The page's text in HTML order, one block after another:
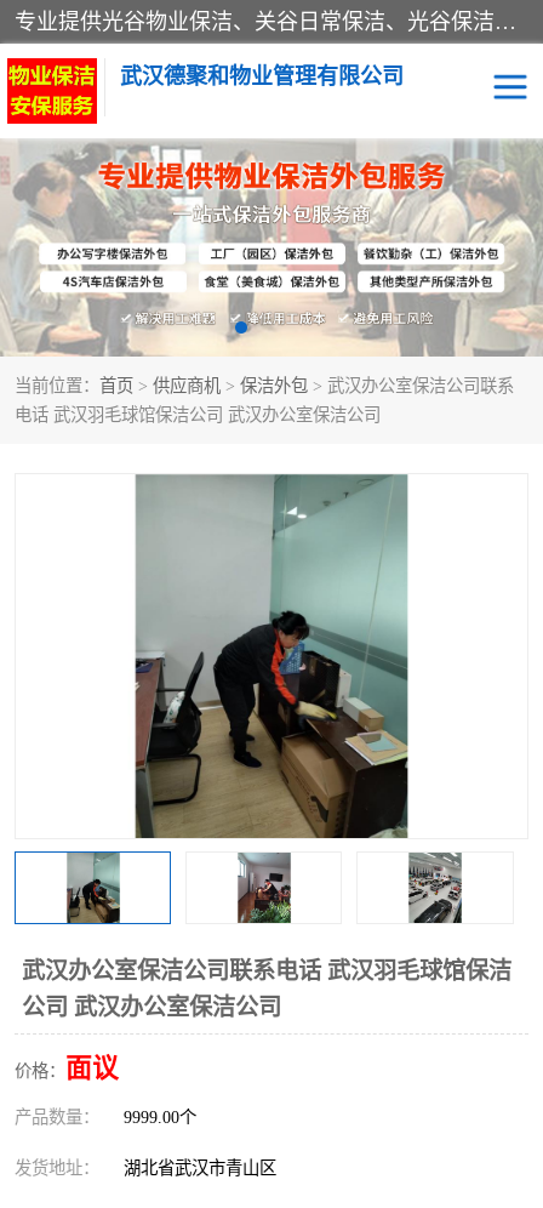
专业提供光谷物业保洁、关谷日常保洁、光谷保洁外包及武汉其他城区的单位日常保洁 武汉德聚和物业管理有限公司致力于打造中国专业物业保洁服务、日常保洁及其他保洁清洗外包服务。自公司成立以来提倡以先进的物业管理理念和模式经营，谋篇布局，以“至诚服务、精益求精、规范管理、锐意拓新”为质量方针，强化内部管理，为业主提供专业化、标准化和精细化的全方位物业服务，管理服务水平得到了广大业主和业内人士的一致好评。
武汉德聚和物业管理有限公司
当前位置： 首页 > 供应商机 > 保洁外包 > 武汉办公室保洁公司联系
电话 武汉羽毛球馆保洁公司 武汉办公室保洁公司
武汉办公室保洁公司联系电话 武汉羽毛球馆保洁
公司 武汉办公室保洁公司
价格： 面议
产品数量： 9999.00个
发货地址： 湖北省武汉市青山区
保洁外包